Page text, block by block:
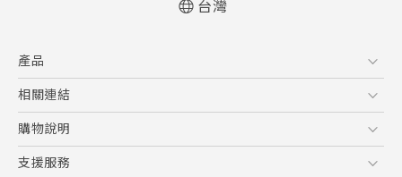
台灣
產品
5G
智慧型手機
配件
相關連結
HTC Research
購物說明
購物須知
支援服務